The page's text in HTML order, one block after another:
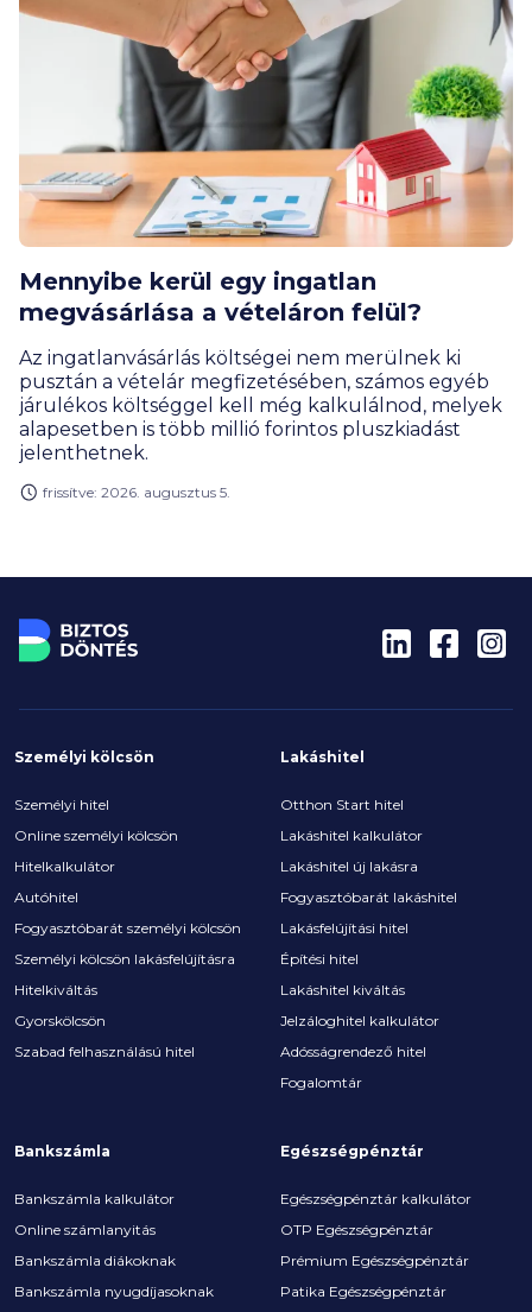
Mennyibe kerül egy ingatlan
megvásárlása a vételáron felül?
Az ingatlanvásárlás költségei nem merülnek ki
pusztán a vételár megfizetésében, számos egyéb
járulékos költséggel kell még kalkulálnod, melyek
alapesetben is több millió forintos pluszkiadást
jelenthetnek.
frissítve: 2026. augusztus 5.
Személyi kölcsön
Személyi hitel
Online személyi kölcsön
Hitelkalkulátor
Autóhitel
Fogyasztóbarát személyi kölcsön
Személyi kölcsön lakásfelújításra
Hitelkiváltás
Gyorskölcsön
Szabad felhasználású hitel
Lakáshitel
Otthon Start hitel
Lakáshitel kalkulátor
Lakáshitel új lakásra
Fogyasztóbarát lakáshitel
Lakásfelújítási hitel
Építési hitel
Lakáshitel kiváltás
Jelzáloghitel kalkulátor
Adósságrendező hitel
Fogalomtár
Bankszámla
Bankszámla kalkulátor
Online számlanyitás
Bankszámla diákoknak
Bankszámla nyugdíjasoknak
Egészségpénztár
Egészségpénztár kalkulátor
OTP Egészségpénztár
Prémium Egészségpénztár
Patika Egészségpénztár